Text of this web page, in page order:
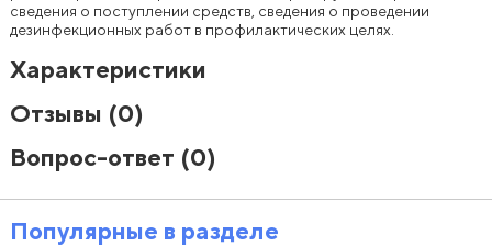
сведения о поступлении средств, сведения о проведении
дезинфекционных работ в профилактических целях.
Характеристики
Отзывы (0)
Вопрос-ответ (0)
Популярные в разделе